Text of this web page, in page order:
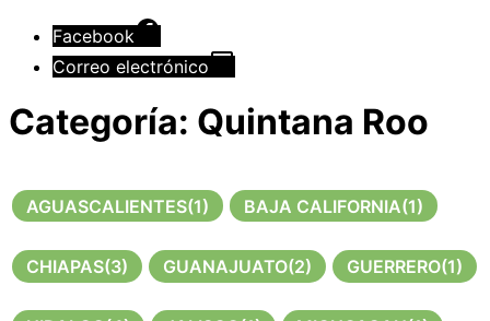
Facebook
Correo electrónico
Categoría: Quintana Roo
AGUASCALIENTES(1) BAJA CALIFORNIA(1)
CHIAPAS(3) GUANAJUATO(2) GUERRERO(1)